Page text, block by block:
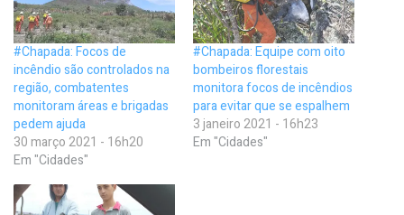
#Chapada: Focos de
incêndio são controlados na
região, combatentes
monitoram áreas e brigadas
pedem ajuda
30 março 2021 - 16h20
Em "Cidades"
#Chapada: Equipe com oito
bombeiros florestais
monitora focos de incêndios
para evitar que se espalhem
3 janeiro 2021 - 16h23
Em "Cidades"